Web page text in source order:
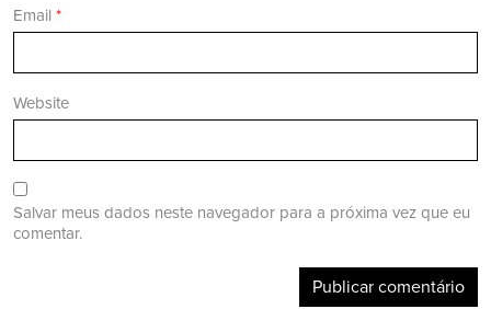
Email *
Website
Salvar meus dados neste navegador para a próxima vez que eu
comentar.